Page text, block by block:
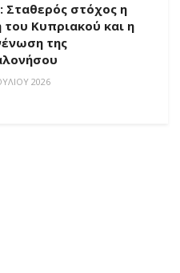
Σταθερός στόχος η
του Κυπριακού και η
της
2026